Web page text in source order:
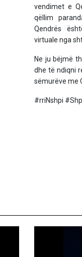
vendimet e
qëllim
Qendrës
virtuale nga
Ne ju bëjmë
dhe të ndiqni
sëmurëve me
#rriNshpi